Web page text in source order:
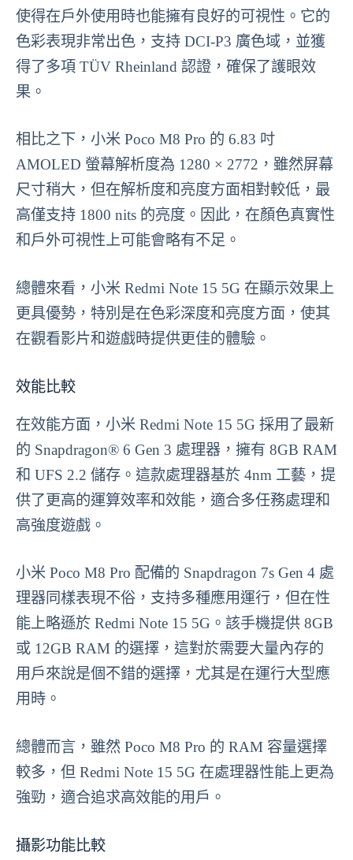
使得在戶外使用時也能擁有良好的可視性。它的
色彩表現非常出色，支持 DCI-P3 廣色域，並獲
得了多項 TÜV Rheinland 認證，確保了護眼效
果。
相比之下，小米 Poco M8 Pro 的 6.83 吋
AMOLED 螢幕解析度為 1280 × 2772，雖然屏幕
尺寸稍大，但在解析度和亮度方面相對較低，最
高僅支持 1800 nits 的亮度。因此，在顏色真實性
和戶外可視性上可能會略有不足。
總體來看，小米 Redmi Note 15 5G 在顯示效果上
更具優勢，特別是在色彩深度和亮度方面，使其
在觀看影片和遊戲時提供更佳的體驗。
效能比較
在效能方面，小米 Redmi Note 15 5G 採用了最新
的 Snapdragon® 6 Gen 3 處理器，擁有 8GB RAM
和 UFS 2.2 儲存。這款處理器基於 4nm 工藝，提
供了更高的運算效率和效能，適合多任務處理和
高強度遊戲。
小米 Poco M8 Pro 配備的 Snapdragon 7s Gen 4 處
理器同樣表現不俗，支持多種應用運行，但在性
能上略遜於 Redmi Note 15 5G。該手機提供 8GB
或 12GB RAM 的選擇，這對於需要大量內存的
用戶來說是個不錯的選擇，尤其是在運行大型應
用時。
總體而言，雖然 Poco M8 Pro 的 RAM 容量選擇
較多，但 Redmi Note 15 5G 在處理器性能上更為
強勁，適合追求高效能的用戶。
攝影功能比較